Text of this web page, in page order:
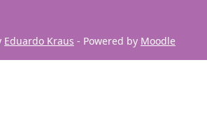
Eduardo Kraus - Powered by Moodle